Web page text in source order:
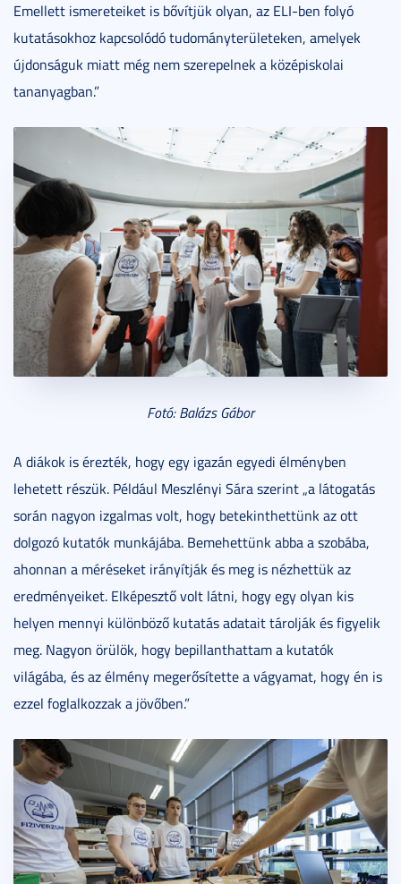
Emellett ismereteiket is bővítjük olyan, az ELI-ben folyó
kutatásokhoz kapcsolódó tudományterületeken, amelyek
újdonságuk miatt még nem szerepelnek a középiskolai
tananyagban.”
Fotó: Balázs Gábor
A diákok is érezték, hogy egy igazán egyedi élményben
lehetett részük. Például Meszlényi Sára szerint „a látogatás
során nagyon izgalmas volt, hogy betekinthettünk az ott
dolgozó kutatók munkájába. Bemehettünk abba a szobába,
ahonnan a méréseket irányítják és meg is nézhettük az
eredményeiket. Elképesztő volt látni, hogy egy olyan kis
helyen mennyi különböző kutatás adatait tárolják és figyelik
meg. Nagyon örülök, hogy bepillanthattam a kutatók
világába, és az élmény megerősítette a vágyamat, hogy én is
ezzel foglalkozzak a jövőben.”